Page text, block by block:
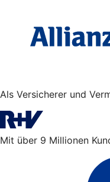
Als Versicherer und
Mit über 9 Millionen